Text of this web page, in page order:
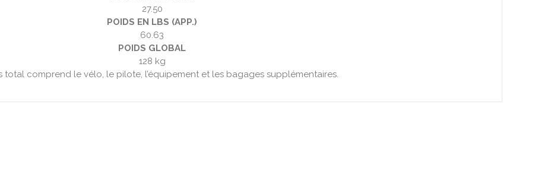
27.50
POIDS EN LBS (APP.)
60.63
POIDS GLOBAL
128 kg
total comprend le vélo, le pilote, l’équipement et les bagages supplémentaires.